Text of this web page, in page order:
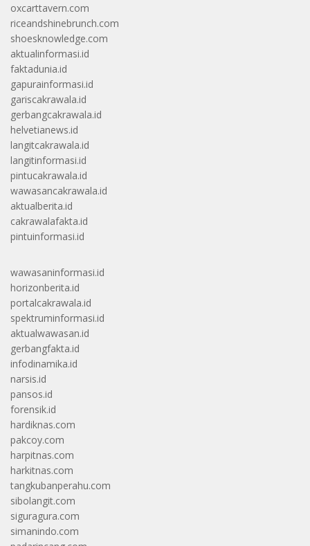
oxcarttavern.com
riceandshinebrunch.com
shoesknowledge.com
aktualinformasi.id
faktadunia.id
gapurainformasi.id
gariscakrawala.id
gerbangcakrawala.id
helvetianews.id
langitcakrawala.id
langitinformasi.id
pintucakrawala.id
wawasancakrawala.id
aktualberita.id
cakrawalafakta.id
pintuinformasi.id
wawasaninformasi.id
horizonberita.id
portalcakrawala.id
spektruminformasi.id
aktualwawasan.id
gerbangfakta.id
infodinamika.id
narsis.id
pansos.id
forensik.id
hardiknas.com
pakcoy.com
harpitnas.com
harkitnas.com
tangkubanperahu.com
sibolangit.com
siguragura.com
simanindo.com